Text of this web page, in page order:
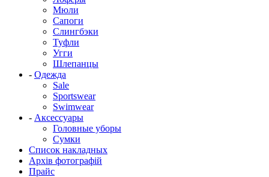
Мюли
Сапоги
Слингбэки
Туфли
Угги
Шлепанцы
- Одежда
Sale
Sportswear
Swimwear
- Аксессуары
Головные уборы
Сумки
Список накладных
Архів фотографій
Прайс